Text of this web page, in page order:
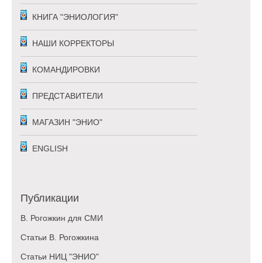
КНИГА "ЭНИОЛОГИЯ"
НАШИ КОРРЕКТОРЫ
КОМАНДИРОВКИ
ПРЕДСТАВИТЕЛИ
МАГАЗИН "ЭНИО"
ENGLISH
Публикации
В. Рогожкин для СМИ
Статьи В. Рогожкина
Статьи НИЦ "ЭНИО"